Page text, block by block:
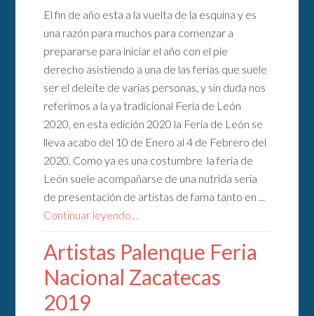
El fin de año esta a la vuelta de la esquina y es
una razón para muchos para comenzar a
prepararse para iniciar el año con el pie
derecho asistiendo a una de las ferias que suele
ser el deleite de varias personas, y sin duda nos
referimos a la ya tradicional Feria de León
2020, en esta edición 2020 la Feria de León se
lleva acabo del 10 de Enero al 4 de Febrero del
2020. Como ya es una costumbre la feria de
León suele acompañarse de una nutrida seria
de presentación de artistas de fama tanto en ...
Continuar leyendo...
Artistas Palenque Feria
Nacional Zacatecas
2019